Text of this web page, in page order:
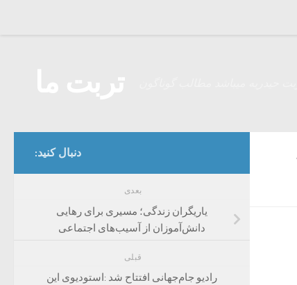
دنبال کنید:
بعدی
یاریگران زندگی؛ مسیری برای رهایی
دانش‌آموزان از آسیب‌های اجتماعی
قبلی
رادیو جام‌جهانی افتتاح شد :استودیوی این